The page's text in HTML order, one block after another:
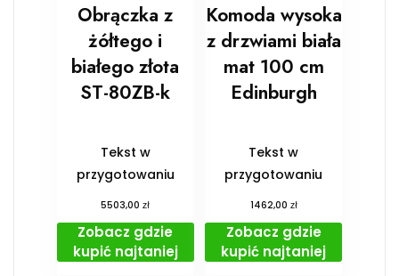
Obrączka z
żółtego i
białego złota
ST-80ZB-k
Tekst w
przygotowaniu
5503,00zł
Zobacz gdzie
kupić najtaniej
Komoda wysoka
z drzwiami biała
mat 100 cm
Edinburgh
Tekst w
przygotowaniu
1462,00 zł
Zobacz gdzie
kupić najtaniej